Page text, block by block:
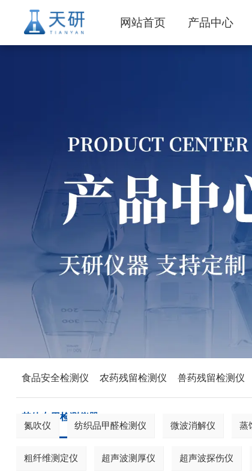
网站首页 产品中心
食品安全检测仪 农药残留检测仪 兽药残留检测仪
其他专用检测仪器
氮吹仪
纺织品甲醛检测仪 微波消解仪 蒸
粗纤维测定仪 超声波测厚仪 超声波探伤仪